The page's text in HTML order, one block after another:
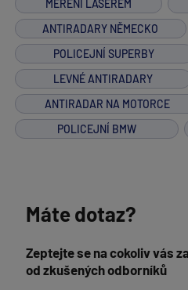
MĚŘENÍ LASEREM
ANTIRADARY NĚMECKO
POLICEJNÍ SUPERBY
LEVNÉ ANTIRADARY
ANTIRADAR NA MOTORCE
POLICEJNÍ BMW
Máte dotaz?
Zeptejte se na cokoliv vás
od zkušených odborníků